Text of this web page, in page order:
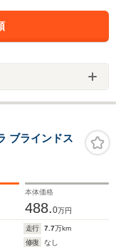
ブラインドス
本体価格
488.0万円
走行 7.7万km
修復
なし